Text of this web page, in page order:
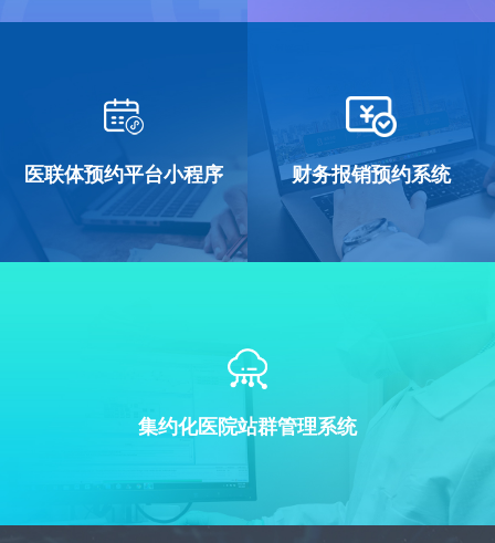
医联体预约平台小程序 财务报销预约系统
集约化医院站群管理系统